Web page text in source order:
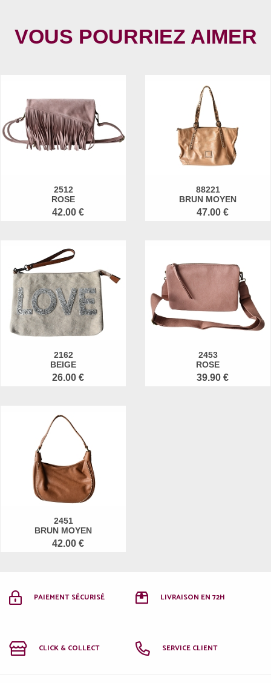
VOUS POURRIEZ AIMER
2512
ROSE
42.00 €
88221
BRUN MOYEN
47.00 €
2162
BEIGE
26.00 €
2453
ROSE
39.90 €
2451
BRUN MOYEN
42.00 €
PAIEMENT SÉCURISÉ LIVRAISON EN 72H
CLICK & COLLECT SERVICE CLIENT